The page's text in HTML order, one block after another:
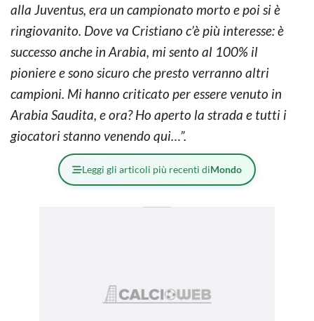
alla Juventus, era un campionato morto e poi si è
ringiovanito. Dove va Cristiano c’è più interesse: è
successo anche in Arabia, mi sento al 100% il
pioniere e sono sicuro che presto verranno altri
campioni. Mi hanno criticato per essere venuto in
Arabia Saudita, e ora? Ho aperto la strada e tutti i
giocatori stanno venendo qui…”.
Leggi gli articoli più recenti diMondo